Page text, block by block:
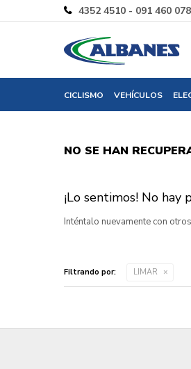
CICLISMO VEHÍCULOS
4352 4510 - 091 460 078
NO SE HAN
¡Lo sentimos! No hay
Inténtalo nuevamente con
Filtrando por: LIMAR